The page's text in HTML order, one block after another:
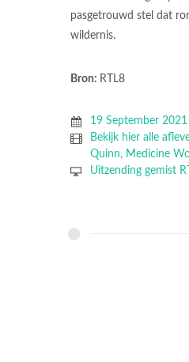
pasgetrouwd stel dat
wildernis.
Bron: RTL8
19 September 2021
Bekijk hier alle
Quinn, Medicine
Uitzending gemist